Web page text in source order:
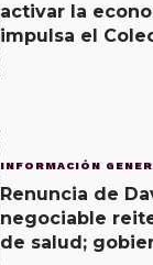
activar la
impulsa el
INFORMACIÓN
Renuncia de
negociable
de salud;